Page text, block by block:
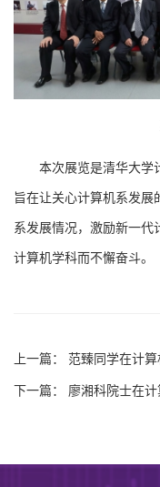
本次展览是清华大学
旨在让关心计算机系发
系发展情况，激励新一代
计算机学科而不懈奋斗。
上一篇： 范臻同学在计
下一篇：
廖湘科院士在